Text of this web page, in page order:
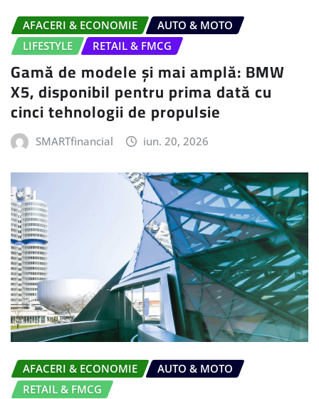
AFACERI & ECONOMIE
AUTO & MOTO
LIFESTYLE
RETAIL & FMCG
Gamă de modele și mai amplă: BMW
X5, disponibil pentru prima dată cu
cinci tehnologii de propulsie
SMARTfinancial iun. 20, 2026
AFACERI & ECONOMIE
AUTO & MOTO
RETAIL & FMCG